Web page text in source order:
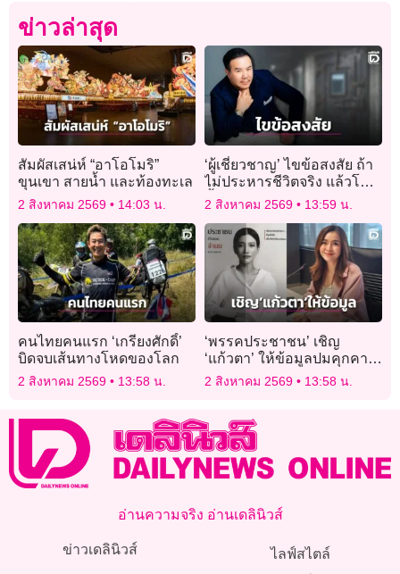
ข่าวล่าสุด
สัมผัสเสน่ห์ “อาโอโมริ”
ขุนเขา สายน้ำ และท้องทะเล
2 สิงหาคม 2569 14:03 น.
‘ผู้เชี่ยวชาญ’ ไขข้อสงสัย ถ้า
ไม่ประหารชีวิตจริง แล้วโลก
นี้จัดการกับอาชญากรร้าย
2 สิงหาคม 2569 13:59 น.
คนไทยคนแรก ‘เกรียงศักดิ์’
บิดจบเส้นทางโหดของโลก
2 สิงหาคม 2569 13:58 น.
‘พรรคประชาชน’ เชิญ
‘แก้วตา’ ให้ข้อมูลปมคุกคาม
ทางเพศ ยันไม่ปกป้องคนผิด
2 สิงหาคม 2569 13:58 น.
อ่านความจริง อ่านเดลินิวส์
ข่าวเดลินิวส์
ไลฟ์สไตล์